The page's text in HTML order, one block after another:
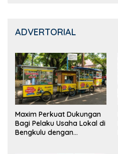
ADVERTORIAL
Maxim Perkuat Dukungan
Bagi Pelaku Usaha Lokal di
Bengkulu dengan